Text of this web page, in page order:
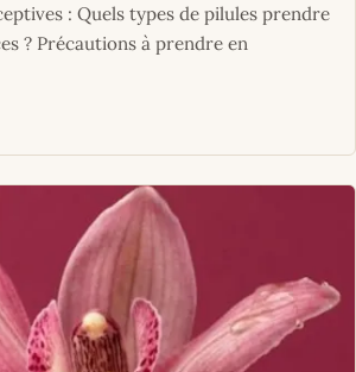
: Quels types de pilules prendre
? Précautions à prendre en